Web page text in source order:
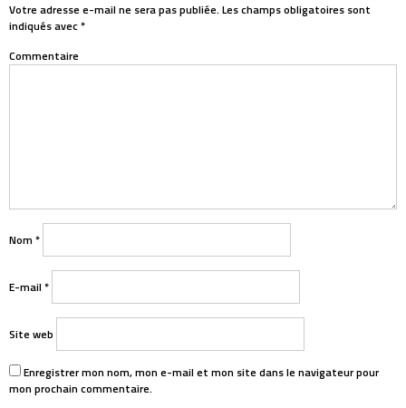
Votre adresse e-mail ne sera pas publiée. Les champs obligatoires sont
indiqués avec*
Commentaire
Nom *
E-mail *
Site web
Enregistrer mon nom, mon e-mail et mon site dans le navigateur pour
mon prochain commentaire.